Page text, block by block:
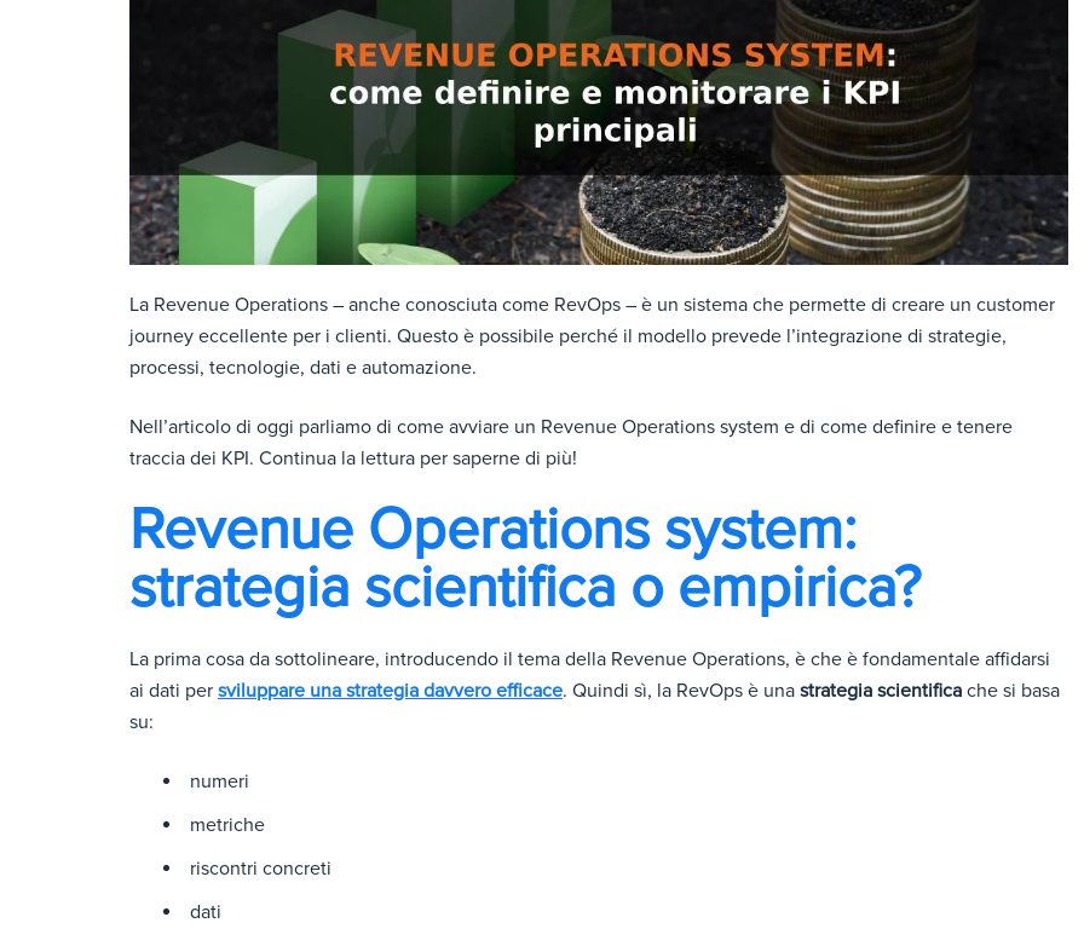
La Revenue Operations – anche conosciuta come RevOps – è un sistema che permette di creare un customer
journey eccellente per i clienti. Questo è possibile perché il modello prevede l’integrazione di strategie,
processi, tecnologie, dati e automazione.
Nell’articolo di oggi parliamo di come avviare un Revenue Operations system e di come definire e tenere
traccia dei KPI. Continua la lettura per saperne di più!
Revenue Operations system:
strategia scientifica o empirica?
La prima cosa da sottolineare, introducendo il tema della Revenue Operations, è che è fondamentale affidarsi
ai dati per sviluppare una strategia davvero efficace. Quindi sì, la RevOps è una strategia scientifica che si basa
su:
numeri
metriche
riscontri concreti
dati